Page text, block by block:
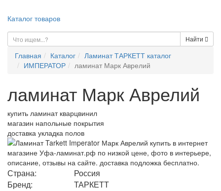
Каталог товаров
Найти
Главная Каталог
Ламинат ТАРКЕТТ каталог
ИМПЕРАТОР
ламинат Марк Аврелий
ламинат Марк Аврелий
купить ламинат кварцвинил
магазин напольные покрытия
доставка укладка полов
Страна:
Россия
Бренд:
ТАРКЕТТ